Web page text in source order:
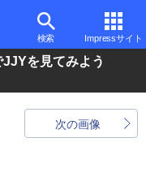
検索 Impressサイト
を見てみよう
次の画像